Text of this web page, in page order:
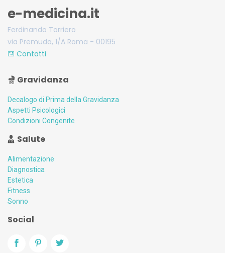
e-medicina.it
Ferdinando Torriero
via Premuda, 1/A Roma - 00195
Contatti
Gravidanza
Decalogo di Prima della Gravidanza
Aspetti Psicologici
Condizioni Congenite
Salute
Alimentazione
Diagnostica
Estetica
Fitness
Sonno
Social